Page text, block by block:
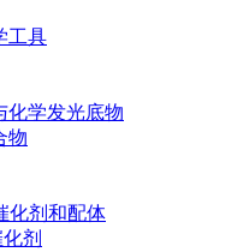
工具
化学发光底物
物
化剂和配体
剂